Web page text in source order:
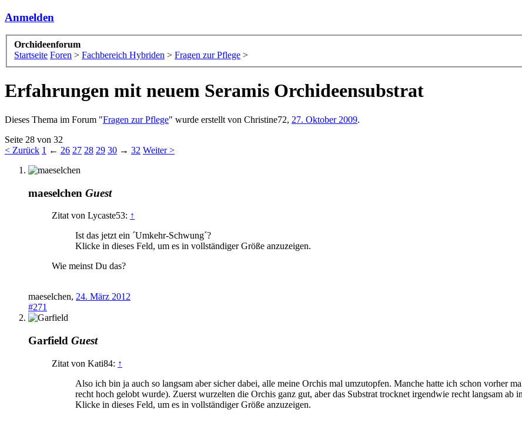
Anmelden
Orchideenforum
Startseite Foren > Fachbereich Hybriden > Fragen zur Pflege >
Erfahrungen mit neuem Seramis Orchideensubstrat
Dieses Thema im Forum "Fragen zur Pflege" wurde erstellt von Christine72, 27. Oktober 2009.
Seite 28 von 32
< Zurück 1 ← 26 27 28 29 30 → 32 Weiter >
maeselchen Guest
Zitat von Lycaste53: ↑
Ist das jetzt ein ´Umkehr-Schwung´?
Klicke in dieses Feld, um es in vollständiger Größe anzuzeigen.
Wie meinst Du das?
maeselchen, 24. März 2012
#271
Garfield Guest
Zitat von Kati84: ↑
Also ich bin ja auch so langsam aber sicher dabei, alle meine Orchis mal umzutopfen. Manche hatte ich schon vorher
recht hoch gelobt wurde). Zuerst wurzelten die Orchis ganz gut, aber das Substrat trocknet irgendwie recht langsam ab
Klicke in dieses Feld, um es in vollständiger Größe anzuzeigen.